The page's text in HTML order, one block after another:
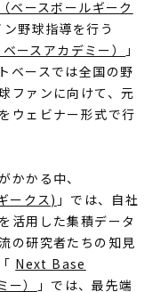
ースボールギーク
野球指導を行う
ースアカデミー）
」
ベースでは全国の野
ファンに向けて、元
ウェビナー形式で行
かかる中、
ークス) 」では、自社
活用した集積データ
の研究者たちの知見
Next Base
）
」では、最先端